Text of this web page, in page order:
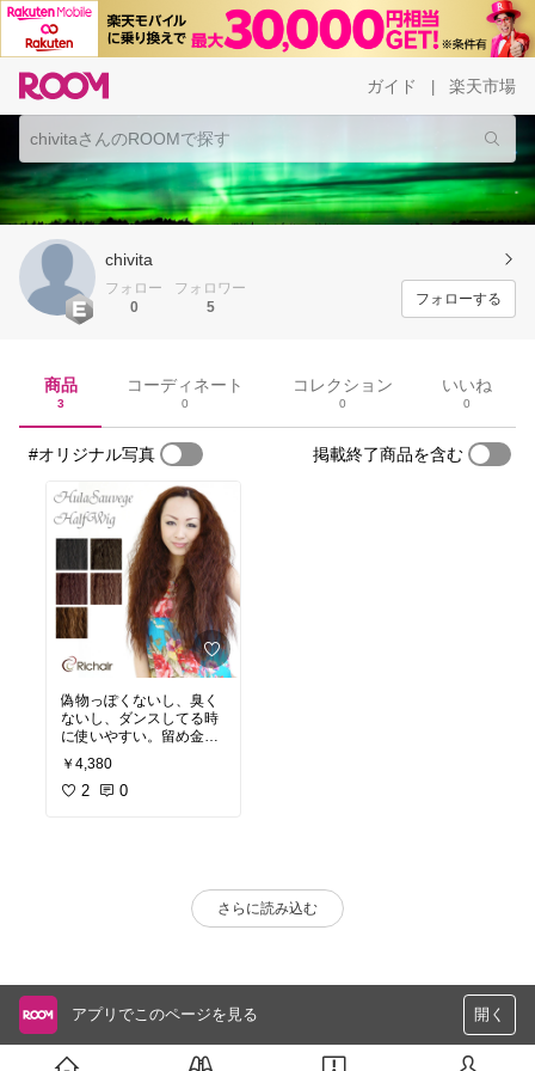
ガイド 楽天市場
chivita
フォロー
0
フォロワー
5
フォローする
商品
3
コーディネート
0
コレクション
0
いいね
0
#オリジナル写真 掲載終了商品を含む
偽物っぽくないし、臭く
ないし、ダンスしてる時
に使いやすい。留め金が
しっかりしてるから追加
でピンを使わなくても大
丈夫！つけていても違和
￥4,380
2 0
さらに読み込む
アプリでこのページを見る 開く